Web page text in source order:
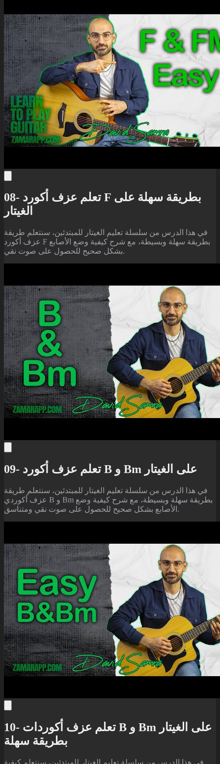
08- تعلم عزف أكورد F بطريقة سهلة على
الغيتار
في هذا الدرس من سلسلة تعليم الغيتار للمبتدئين، سنتعلم طريقة
عزف أكورد F بطريقة سهلة وبسيطة، مع شرح كيفية وضع الأصابع
بشكل صحيح للحصول على صوت نقي.
09- تعلم عزف أكورد B و Bm على الغيتار
في هذا الدرس من سلسلة تعليم الغيتار للمبتدئين، سنتعلم طريقة
عزف أكوردي B و Bm بطريقة سهلة وبسيطة، مع شرح كيفية وضع
الأصابع بشكل صحيح للحصول على صوت نقي ومتناسق.
10- تعلم عزف أكوردات B و Bm على الغيتار
بطريقة سهلة
في هذا الدرس من سلسلة تعليم الغيتار للمبتدئين، سنتعلم كيفية